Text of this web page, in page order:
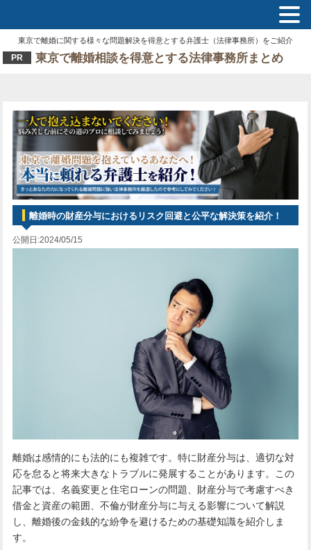
東京で離婚に関する様々な問題解決を得意とする弁護士（法律事務所）をご紹介
PR 東京で離婚相談を得意とする法律事務所まとめ
離婚時の財産分与におけるリスク回避と公平な解決策を紹介！
公開日:2024/05/15
離婚は感情的にも法的にも複雑です。特に財産分与は、適切な対
応を怠ると将来大きなトラブルに発展することがあります。この
記事では、名義変更と住宅ローンの問題、財産分与で考慮すべき
借金と資産の範囲、不倫が財産分与に与える影響について解説
し、離婚後の金銭的な紛争を避けるための基礎知識を紹介しま
す。